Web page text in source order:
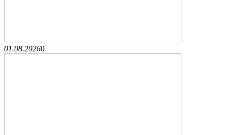
01.08.20260